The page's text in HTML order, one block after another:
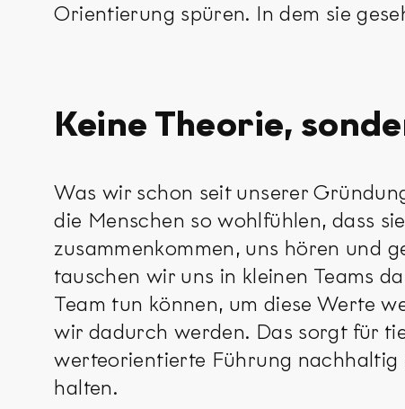
Orientierung spüren. In dem sie
Keine Theorie,
Was wir schon seit unserer
die Menschen so wohlfühlen, dass
zusammenkommen, uns hören und
tauschen wir uns in kleinen Teams
Team tun können, um diese Werte
wir dadurch werden. Das sorgt für
werteorientierte Führung nachhaltig
halten.